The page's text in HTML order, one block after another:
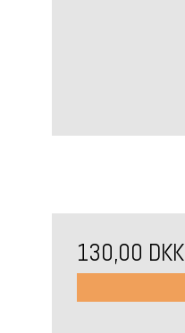
130,00 DKK